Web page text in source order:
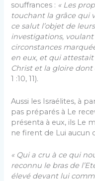
souffrances : « Les
touchant la grâce qui
ce salut l’objet de
investigations, voulant
circonstances
en eux, et qui attestait
Christ et la gloire dont
1 :10, 11).
Aussi les Israélites, à
pas préparés à Le
présenta à eux, ils Le
ne firent de Lui aucun
« Qui a cru à ce qui
reconnu le bras de
élevé devant lui